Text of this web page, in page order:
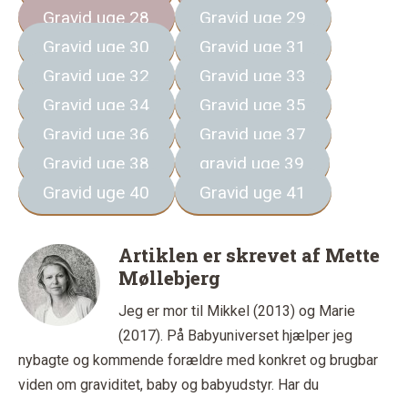
Gravid uge 28
Gravid uge 29
Gravid uge 30
Gravid uge 31
Gravid uge 32
Gravid uge 33
Gravid uge 34
Gravid uge 35
Gravid uge 36
Gravid uge 37
Gravid uge 38
gravid uge 39
Gravid uge 40
Gravid uge 41
Artiklen er skrevet af Mette
Møllebjerg
Jeg er mor til Mikkel (2013) og Marie
(2017). På Babyuniverset hjælper jeg
nybagte og kommende forældre med konkret og brugbar
viden om graviditet, baby og babyudstyr. Har du